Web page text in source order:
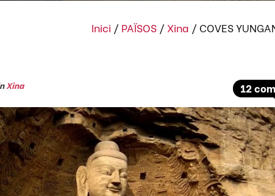
Inici / PAÏSOS / Xina / COVES
12
Xina